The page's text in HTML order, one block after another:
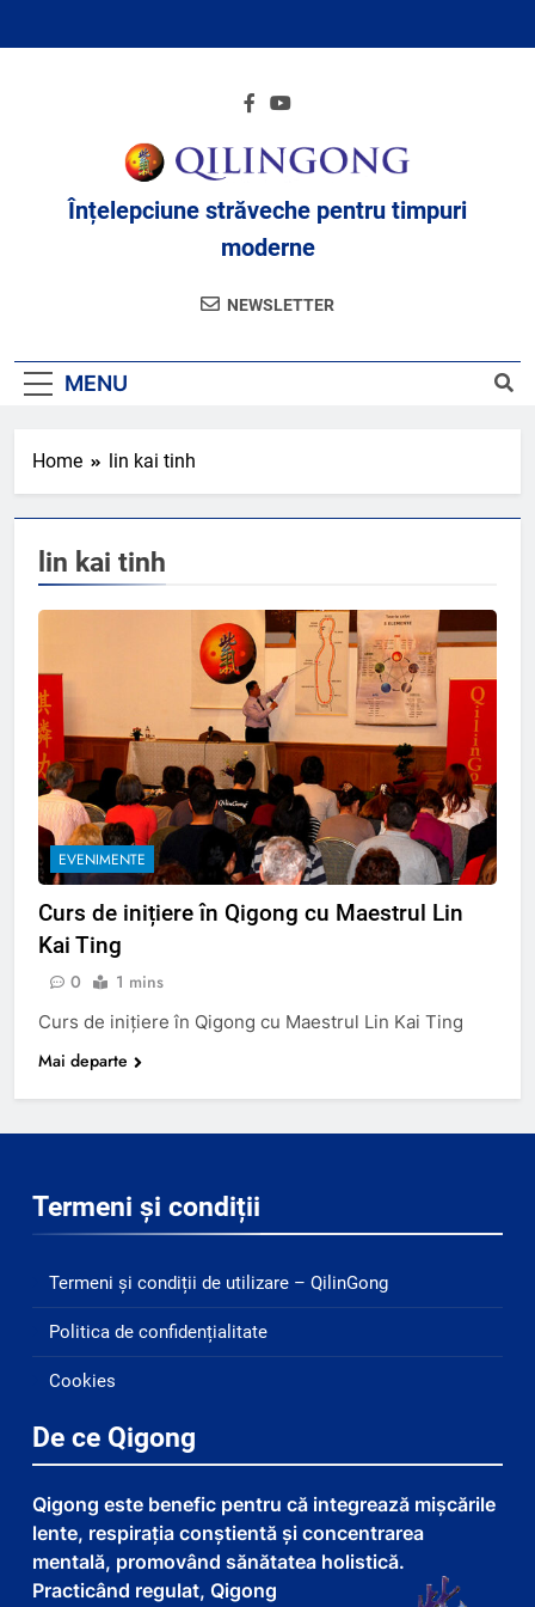
Înțelepciune străveche pentru timpuri
moderne
NEWSLETTER
MENU
Home lin kai tinh
lin kai tinh
EVENIMENTE
Curs de inițiere în Qigong cu Maestrul Lin
Kai Ting
0 1 mins
Curs de inițiere în Qigong cu Maestrul Lin Kai Ting
Mai departe
Termeni și condiții
Termeni și condiții de utilizare – QilinGong
Politica de confidențialitate
Cookies
De ce Qigong
Qigong este benefic pentru că integrează mișcările
lente, respirația conștientă și concentrarea
mentală, promovând sănătatea holistică.
Practicând regulat, Qigong